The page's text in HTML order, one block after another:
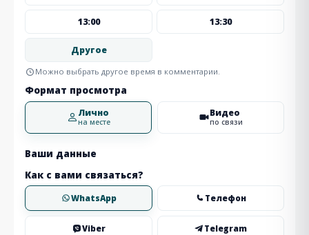
13:00 13:30
Другое
Можно выбрать другое время в комментарии.
Формат просмотра
Лично
на месте
Видео
по связи
Ваши данные
Как с вами связаться?
WhatsApp Телефон
Viber Telegram